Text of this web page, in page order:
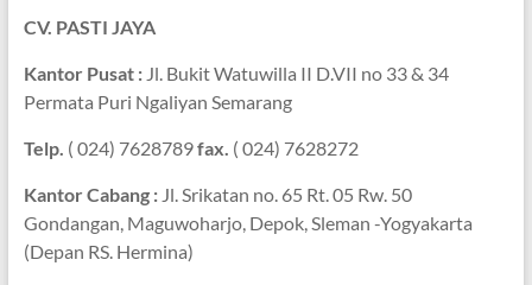
CV. PASTI JAYA
Kantor Pusat : Jl. Bukit Watuwilla II D.VII no 33 & 34
Permata Puri Ngaliyan Semarang
Telp. ( 024) 7628789fax. ( 024) 7628272
Kantor Cabang : Jl. Srikatan no. 65 Rt. 05 Rw. 50
Gondangan, Maguwoharjo, Depok, Sleman -Yogyakarta
(Depan RS. Hermina)